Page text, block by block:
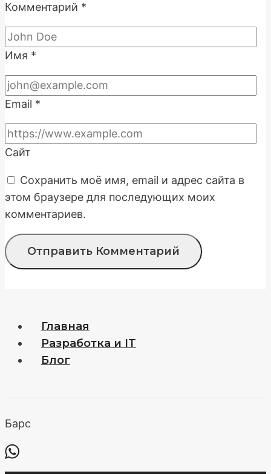
Комментарий *
Имя *
Email *
Сайт
Сохранить моё имя, email и адрес сайта в
этом браузере для последующих моих
комментариев.
Главная
Разработка и IT
Блог
Барс